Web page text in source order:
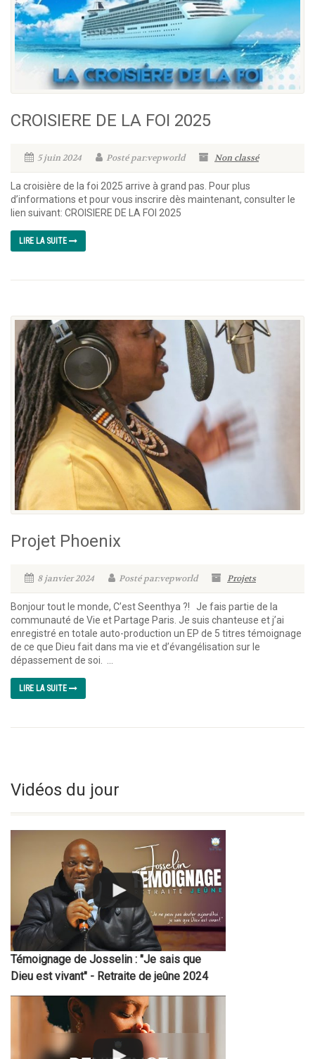
CROISIERE DE LA FOI 2025
5 juin 2024 Posté par:vepworld Non classé
La croisière de la foi 2025 arrive à grand pas. Pour plus
d’informations et pour vous inscrire dès maintenant, consulter le
lien suivant: CROISIERE DE LA FOI 2025
LIRE LA SUITE
Projet Phoenix
8 janvier 2024 Posté par:vepworld Projets
Bonjour tout le monde, C’est Seenthya ?! Je fais partie de la
communauté de Vie et Partage Paris. Je suis chanteuse et j’ai
enregistré en totale auto-production un EP de 5 titres témoignage
de ce que Dieu fait dans ma vie et d’évangélisation sur le
dépassement de soi. ...
LIRE LA SUITE
Vidéos du jour
Témoignage de Josselin : "Je sais que
Dieu est vivant" - Retraite de jeûne 2024